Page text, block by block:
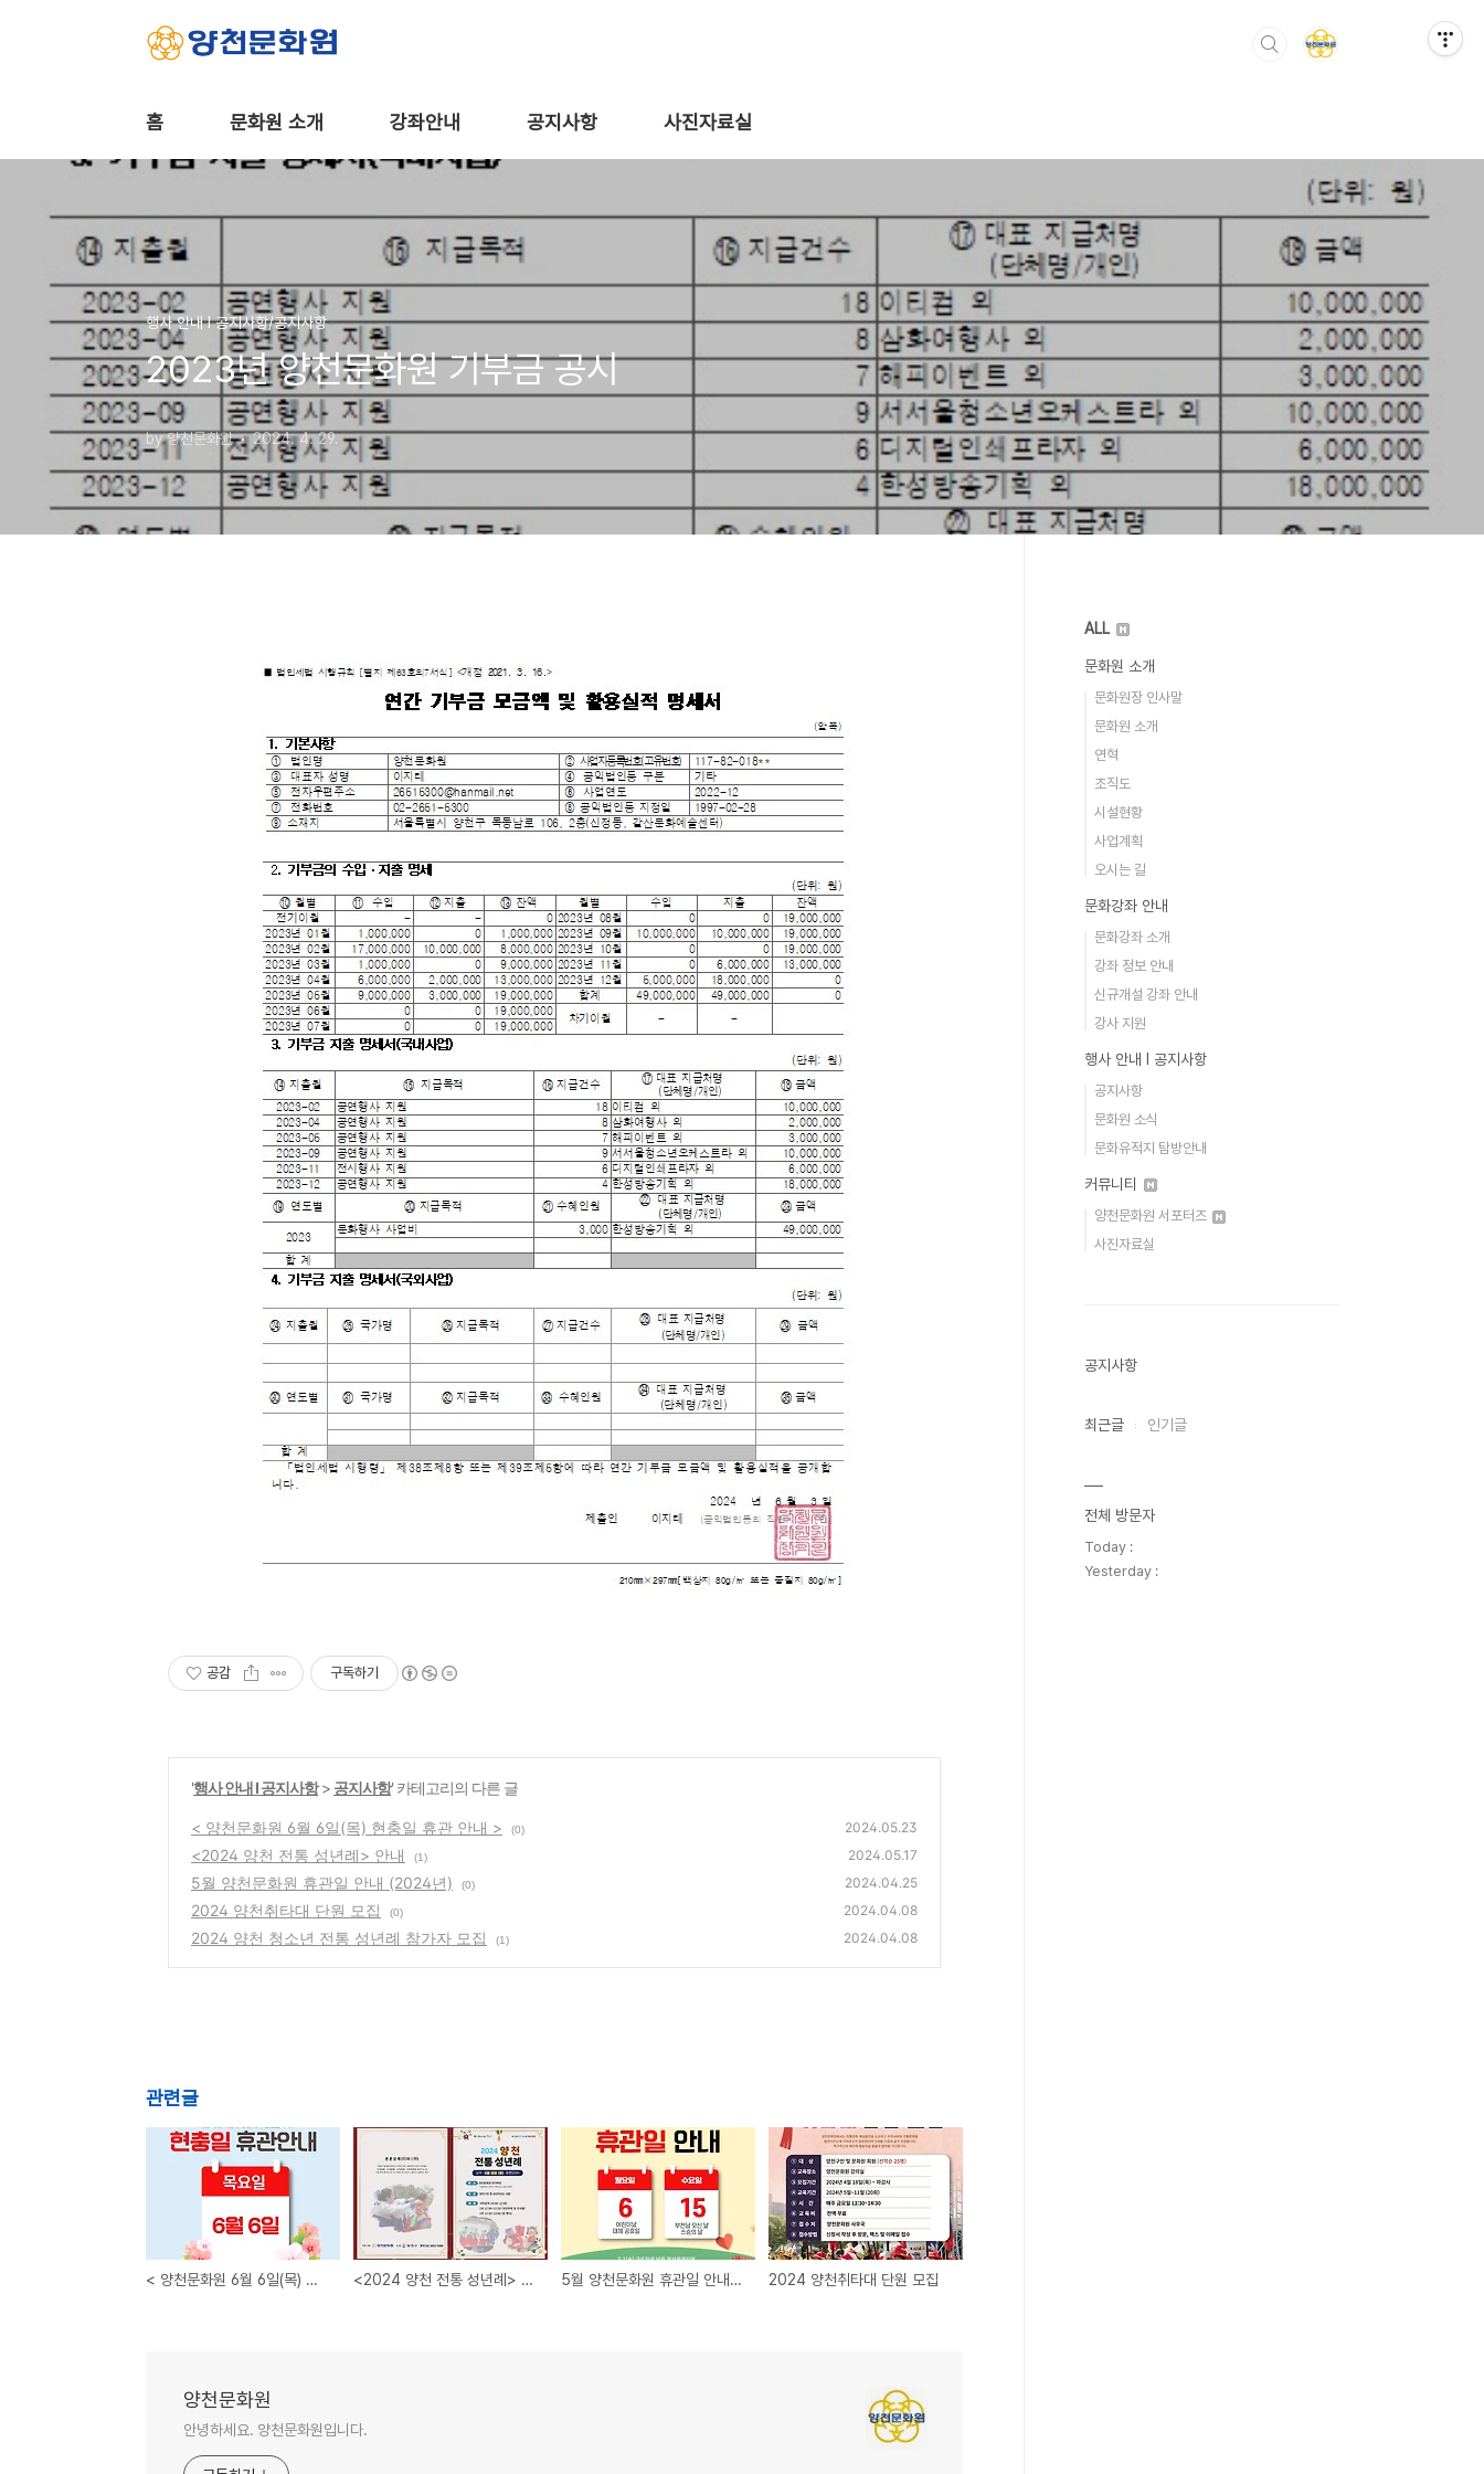
홈 문화원 소개 강좌안내 공지사항 사진자료실
행사 안내 Ι 공지사항/공지사항
2023년 양천문화원 기부금 공시
by 양천문화원 2024. 4. 29.
공감 구독하기
'행사 안내 Ι 공지사항> 공지사항' 카테고리의 다른 글
< 양천문화원 6월 6일(목) 현충일 휴관 안내 > (0) 2024.05.23
<2024 양천 전통 성년례> 안내 (1) 2024.05.17
5월 양천문화원 휴관일 안내 (2024년) (0) 2024.04.25
2024 양천취타대 단원 모집 (0) 2024.04.08
2024 양천 청소년 전통 성년례 참가자 모집 (1) 2024.04.08
관련글
< 양천문화원 6월 6일(목) 현충일 휴관 안내 > <2024 양천 전통 성년례> 안내 5월 양천문화원 휴관일 안내 (2024년) 2024 양천취타대 단원 모집
양천문화원
안녕하세요. 양천문화원입니다.
ALL
문화원 소개
문화원장 인사말
문화원 소개
연혁
조직도
시설현황
사업계획
오시는 길
문화강좌 안내
문화강좌 소개
강좌 정보 안내
신규개설 강좌 안내
강사 지원
행사 안내 Ι 공지사항
공지사항
문화원 소식
문화유적지 탐방안내
커뮤니티
양천문화원 서포터즈
사진자료실
공지사항
최근글 인기글
전체 방문자
Today :
Yesterday :